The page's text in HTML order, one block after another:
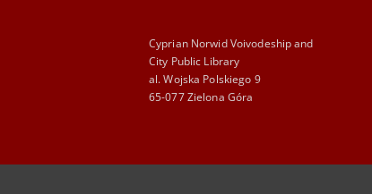
Cyprian Norwid Voivodeship and
City Public Library
al. Wojska Polskiego 9
65-077 Zielona Góra